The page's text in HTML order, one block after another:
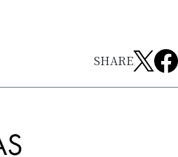
SHARE